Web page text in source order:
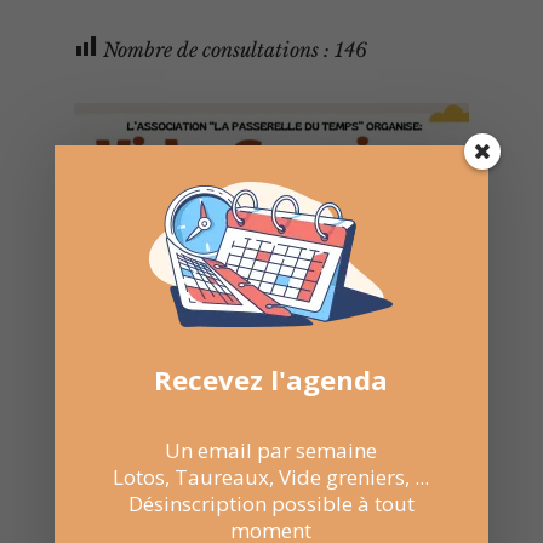
Nombre de consultations : 146
16 Mar 2025
Recevez l'agenda
Un email par semaine
Lotos, Taureaux, Vide greniers, ...
Désinscription possible à tout
moment